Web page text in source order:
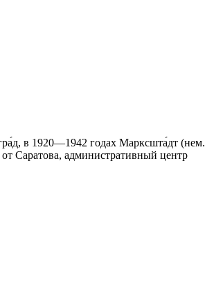
в 1920—1942 годах Марксшта́дт (нем.
Саратова, административный центр